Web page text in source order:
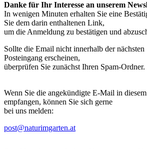
Danke für Ihr Interesse an unserem
In wenigen Minuten erhalten Sie eine
Sie dem darin enthaltenen Link,
um die Anmeldung zu bestätigen und
Sollte die Email nicht innerhalb der
Posteingang erscheinen,
überprüfen Sie zunächst Ihren Spam-Ordner.
Wenn Sie die angekündigte E-Mail in
empfangen, können Sie sich gerne
bei uns melden:
post@naturimgarten.at